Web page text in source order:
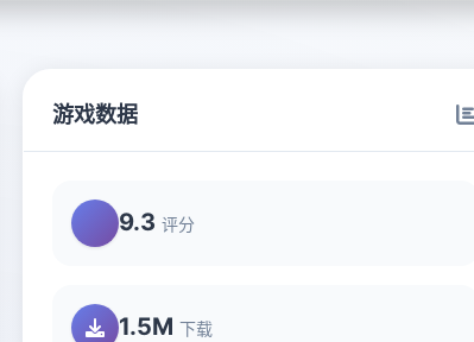
游戏数据
9.3 评分
1.5M 下载